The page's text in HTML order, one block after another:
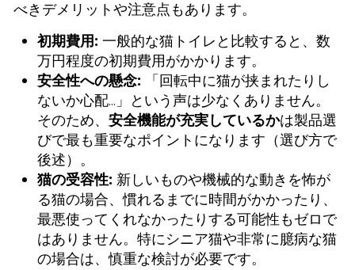
べきデメリットや注意点もあります。
初期費用: 一般的な猫トイレと比較すると、数
万円程度の初期費用がかかります。
安全性への懸念: 「回転中に猫が挟まれたりし
ないか心配…」という声は少なくありません。
そのため、安全機能が充実しているかは製品選
びで最も重要なポイントになります（選び方で
後述）。
猫の受容性: 新しいものや機械的な動きを怖が
る猫の場合、慣れるまでに時間がかかったり、
最悪使ってくれなかったりする可能性もゼロで
はありません。特にシニア猫や非常に臆病な猫
の場合は、慎重な検討が必要です。